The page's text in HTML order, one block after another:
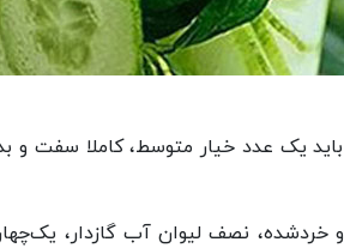
باید یک عدد خیار متوسط، کاملا سفت
نصف لیوان آب گازدار،